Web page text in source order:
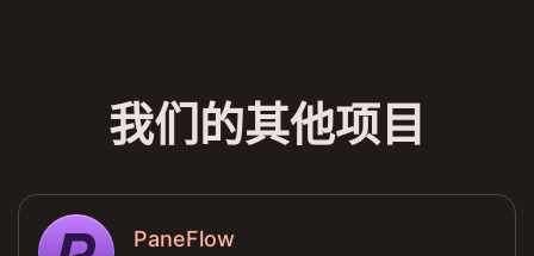
我们的其他项目
PaneFlow